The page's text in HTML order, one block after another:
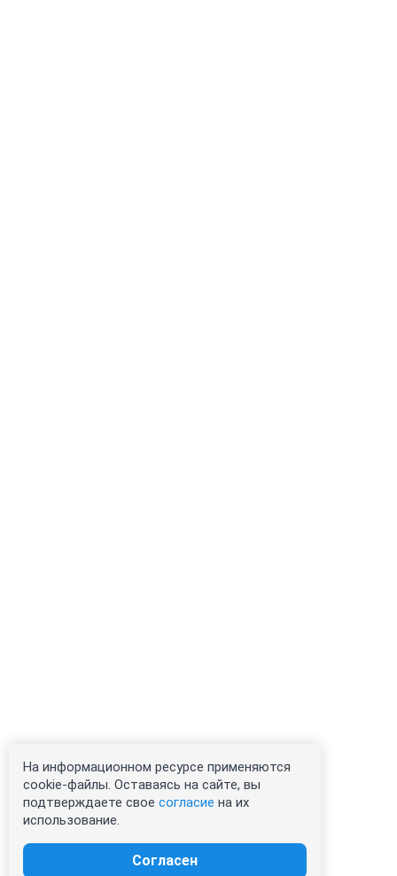
На информационном ресурсе применяются
cookie-файлы. Оставаясь на сайте, вы
подтверждаете свое согласие на их
использование.
Согласен